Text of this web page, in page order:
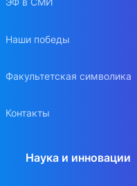
Наши победы
Факультетская символика
Контакты
Наука и инновации